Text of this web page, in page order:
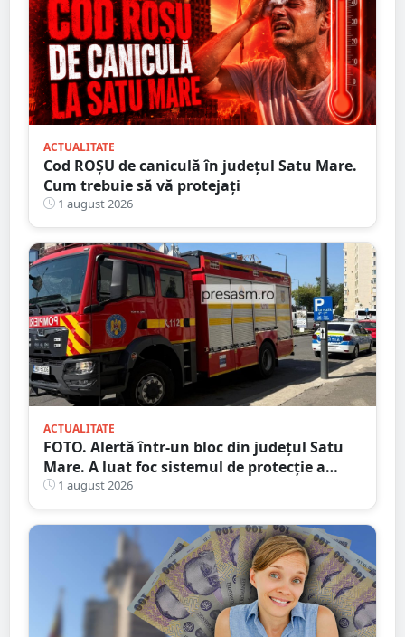
ACTUALITATE
Cod ROȘU de caniculă în județul Satu Mare.
Cum trebuie să vă protejați
1 august 2026
ACTUALITATE
FOTO. Alertă într-un bloc din județul Satu
Mare. A luat foc sistemul de protecție a
gazelor
1 august 2026